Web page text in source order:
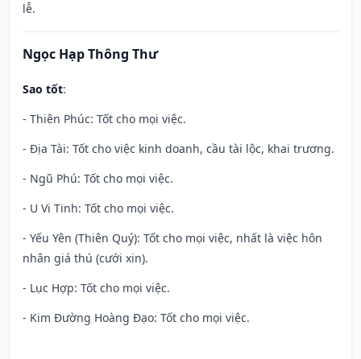
lễ.
Ngọc Hạp Thông Thư
Sao tốt:
- Thiên Phúc: Tốt cho mọi việc.
- Địa Tài: Tốt cho việc kinh doanh, cầu tài lộc, khai trương.
- Ngũ Phú: Tốt cho mọi việc.
- U Vi Tinh: Tốt cho mọi việc.
- Yếu Yên (Thiên Quý): Tốt cho mọi việc, nhất là việc hôn
nhân giá thú (cưới xin).
- Lục Hợp: Tốt cho mọi việc.
- Kim Đường Hoàng Đạo: Tốt cho mọi việc.